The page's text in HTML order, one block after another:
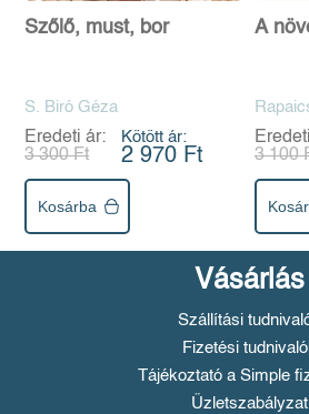
Szőlő, must, bor
S. Biró Géza
Eredeti ár:
3 300 Ft
Kötött ár:
2 970 Ft
Kosárba
A
3 100
Vásárlás
Szállítási
Fizetési
Tájékoztató a Simple
Üzletszabályzat